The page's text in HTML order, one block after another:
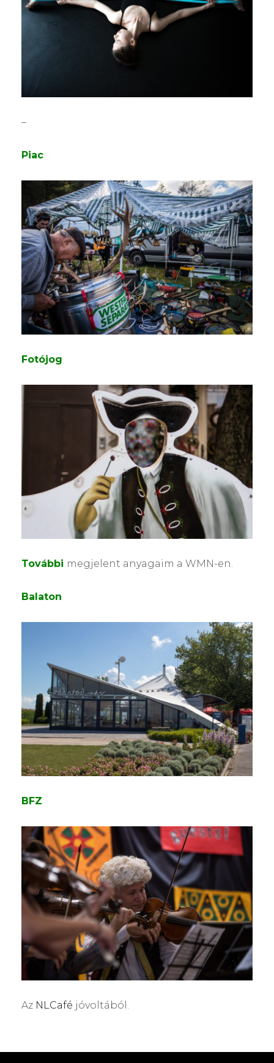
–
Piac
Fotójog
További megjelent anyagaim a WMN-en.
Balaton
BFZ
Az NLCafé jóvoltából.